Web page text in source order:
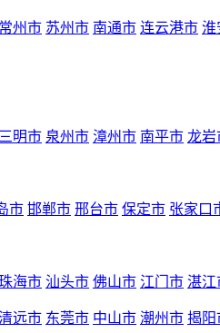
常州市 苏州市 南通市 连云港市 淮
三明市 泉州市 漳州市 南平市 龙岩
市 邯郸市 邢台市 保定市 张家口
海市 汕头市 佛山市 江门市 湛江
远市 东莞市 中山市 潮州市 揭阳